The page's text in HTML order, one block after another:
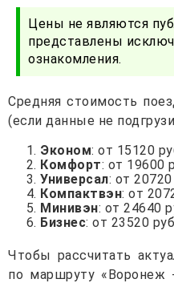
Цены не являются
представлены
ознакомления.
Средняя стоимость
(если данные не
Эконом: от 15120
Комфорт: от 19600
Универсал: от
Компактвэн: от
Минивэн: от 24640
Бизнес: от 23520
Чтобы рассчитать
по маршруту «Воронеж